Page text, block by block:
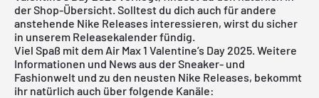
der Shop-Übersicht. Solltest du dich auch für andere
anstehende Nike Releases interessieren, wirst du sicher
in unserem Releasekalenderfündig.
Viel Spaß mit dem Air Max 1 Valentine’s Day 2025. Weitere
Informationen und News aus der Sneaker- und
Fashionwelt und zu den neusten Nike Releases, bekommt
ihr natürlich auch über folgende Kanäle: